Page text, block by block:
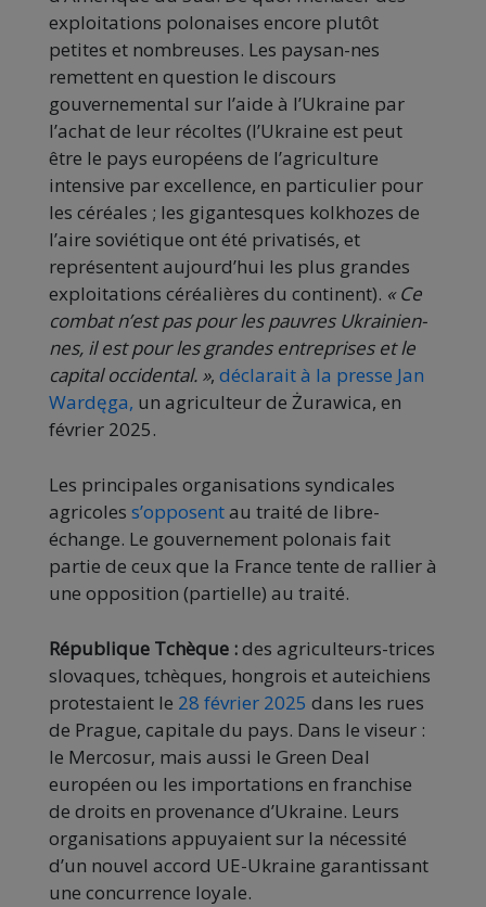
exploitations polonaises encore plutôt
petites et nombreuses. Les paysan-nes
remettent en question le discours
gouvernemental sur l’aide à l’Ukraine par
l’achat de leur récoltes (l’Ukraine est peut
être le pays européens de l’agriculture
intensive par excellence, en particulier pour
les céréales ; les gigantesques kolkhozes de
l’aire soviétique ont été privatisés, et
représentent aujourd’hui les plus grandes
exploitations céréalières du continent). « Ce
combat n’est pas pour les pauvres Ukrainien-
nes, il est pour les grandes entreprises et le
capital occidental. », déclarait à la presse Jan
Wardęga, un agriculteur de Żurawica, en
février 2025.
Les principales organisations syndicales
agricoles s’opposentau traité de libre-
échange. Le gouvernement polonais fait
partie de ceux que la France tente de rallier à
une opposition (partielle) au traité.
République Tchèque :des agriculteurs-trices
slovaques, tchèques, hongrois et auteichiens
protestaient le 28 février 2025 dans les rues
de Prague, capitale du pays. Dans le viseur :
le Mercosur, mais aussi le Green Deal
européen ou les importations en franchise
de droits en provenance d’Ukraine. Leurs
organisations appuyaient sur la nécessité
d’un nouvel accord UE-Ukraine garantissant
une concurrence loyale.